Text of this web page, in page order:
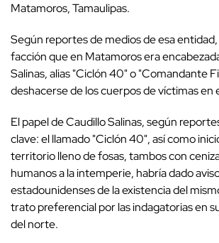
Matamoros, Tamaulipas.
Según reportes de medios de esa
facción que en Matamoros era
Salinas, alias "Ciclón 40" o "Comandante
deshacerse de los cuerpos de víctimas en
El papel de Caudillo Salinas, según
clave: el llamado "Ciclón 40", así como
territorio lleno de fosas, tambos con
humanos a la intemperie, habría dado
estadounidenses de la existencia del
trato preferencial por las indagatorias en
del norte.